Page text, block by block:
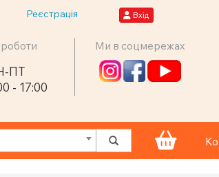
Реєстрація Вхід
ПТ
- 17:00
Ми в соцмережах